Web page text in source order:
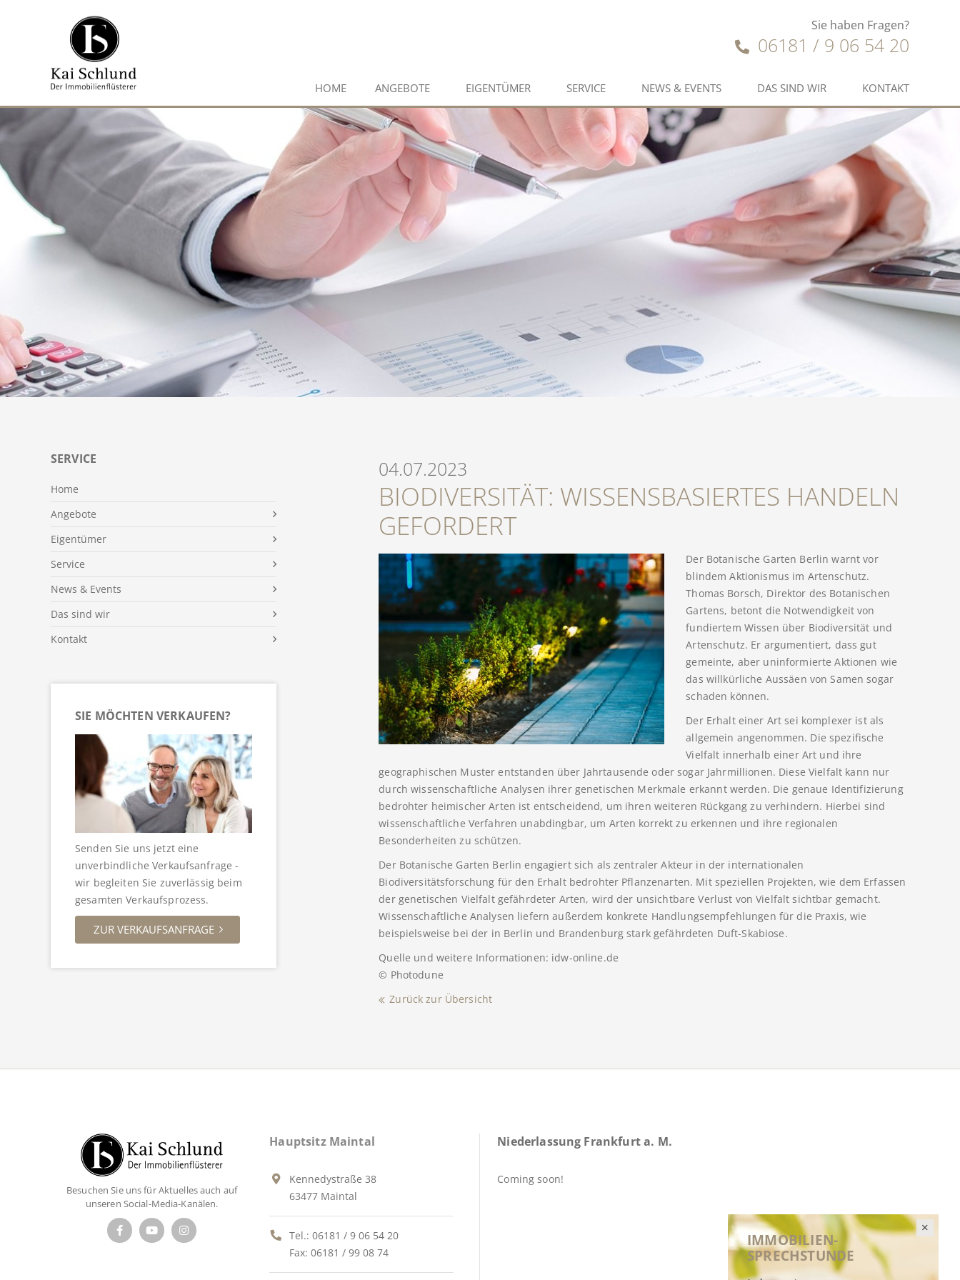
Sie haben Fragen?
06181 / 9 06 54 20
HOME ANGEBOTE EIGENTÜMER SERVICE NEWS & EVENTS DAS SIND WIR KONTAKT
SERVICE
Home
Angebote
Eigentümer
Service
News & Events
Das sind wir
Kontakt
SIE MÖCHTEN VERKAUFEN?
Senden Sie uns jetzt eine
unverbindliche Verkaufsanfrage -
wir begleiten Sie zuverlässig beim
gesamten Verkaufsprozess.
ZUR VERKAUFSANFRAGE
04.07.2023
BIODIVERSITÄT: WISSENSBASIERTES HANDELN
GEFORDERT
Der Botanische Garten Berlin warnt vor
blindem Aktionismus im Artenschutz.
Thomas Borsch, Direktor des Botanischen
Gartens, betont die Notwendigkeit von
fundiertem Wissen über Biodiversität und
Artenschutz. Er argumentiert, dass gut
gemeinte, aber uninformierte Aktionen wie
das willkürliche Aussäen von Samen sogar
schaden können.
Der Erhalt einer Art sei komplexer ist als
allgemein angenommen. Die spezifische
Vielfalt innerhalb einer Art und ihre
geographischen Muster entstanden über Jahrtausende oder sogar Jahrmillionen. Diese Vielfalt kann nur
durch wissenschaftliche Analysen ihrer genetischen Merkmale erkannt werden. Die genaue Identifizierung
bedrohter heimischer Arten ist entscheidend, um ihren weiteren Rückgang zu verhindern. Hierbei sind
wissenschaftliche Verfahren unabdingbar, um Arten korrekt zu erkennen und ihre regionalen
Besonderheiten zu schützen.
Der Botanische Garten Berlin engagiert sich als zentraler Akteur in der internationalen
Biodiversitätsforschung für den Erhalt bedrohter Pflanzenarten. Mit speziellen Projekten, wie dem Erfassen
der genetischen Vielfalt gefährdeter Arten, wird der unsichtbare Verlust von Vielfalt sichtbar gemacht.
Wissenschaftliche Analysen liefern außerdem konkrete Handlungsempfehlungen für die Praxis, wie
beispielsweise bei der in Berlin und Brandenburg stark gefährdeten Duft-Skabiose.
Quelle und weitere Informationen: idw-online.de
© Photodune
Zurück zur Übersicht
IMMOBILIEN-
SPRECHSTUNDE
Besuchen Sie uns für Aktuelles auch auf
unseren Social-Media-Kanälen.
Hauptsitz Maintal
Kennedystraße 38
63477 Maintal
Tel.:06181 / 9 06 54 20
Fax: 06181 / 99 08 74
Niederlassung Frankfurt a. M.
Coming soon!